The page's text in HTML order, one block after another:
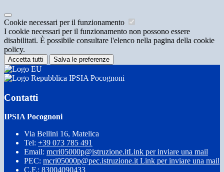
Cookie necessari per il funzionamento
I cookie necessari per il funzionamento non possono essere
disabilitati. È possibile consultare l'elenco nella pagina della cookie
policy.
Accetta tutti Salva le preferenze
IPSIA Pocognoni
Contatti
IPSIA Pocognoni
Via Bellini 16, Matelica
Tel: +39 073 785 491
Email: mcri05000p@istruzione.itLink per inviare una mail
PEC: mcri05000p@pec.istruzione.it Link per inviare una mail
C.F.: 83004090433